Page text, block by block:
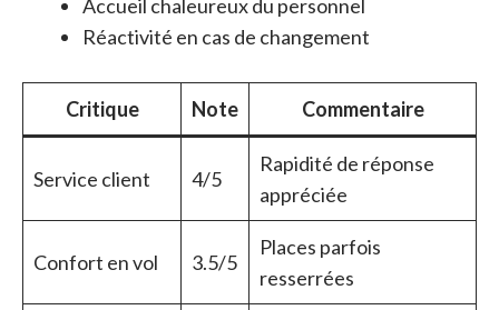
Accueil chaleureux du personnel
Réactivité en cas de changement
Critique Note Commentaire
Service client 4/5
Rapidité de réponse
appréciée
Confort en vol 3.5/5
Places parfois
resserrées